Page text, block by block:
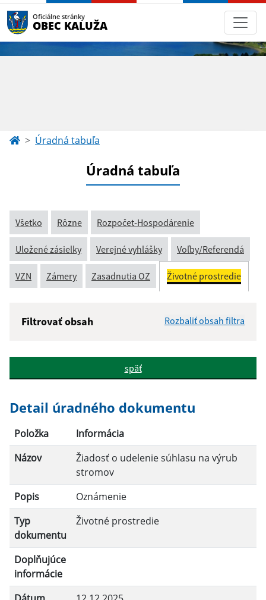
Oficiálne stránky
OBEC KALUŽA
Úradná tabuľa
Úradná tabuľa
Všetko Rôzne Rozpočet-Hospodárenie
Uložené zásielky Verejné vyhlášky Voľby/Referendá
VZN Zámery Zasadnutia OZ Životné prostredie
Filtrovať obsah Rozbaliť obsah filtra
Popis:
Dátum zverejnenia do:
Filtrovať
späť
Detail úradného dokumentu
Položka
Informácia
Názov
Žiadosť o udelenie súhlasu na výrub
stromov
Popis
Oznámenie
Typ
dokumentu
Životné prostredie
Doplňujúce
informácie